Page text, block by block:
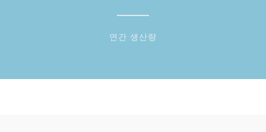
연간 생산량